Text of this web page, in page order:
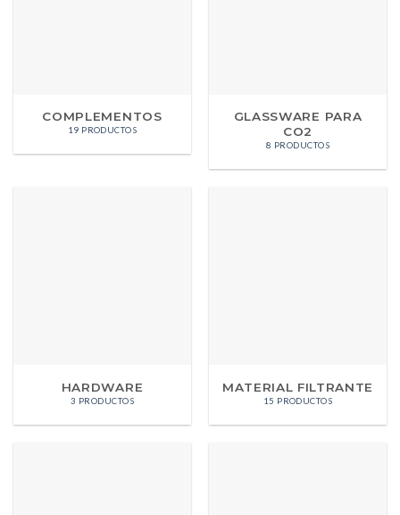
COMPLEMENTOS
19 PRODUCTOS
GLASSWARE PARA
CO2
8 PRODUCTOS
HARDWARE
3 PRODUCTOS
MATERIAL FILTRANTE
15 PRODUCTOS